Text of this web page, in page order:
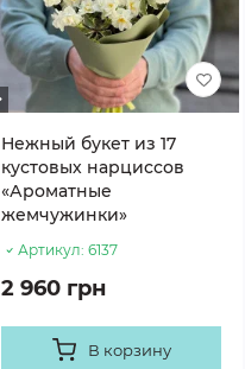
Нежный букет из 17
кустовых нарциссов
«Ароматные
жемчужинки»
Артикул: 6137
2 960 грн
В корзину